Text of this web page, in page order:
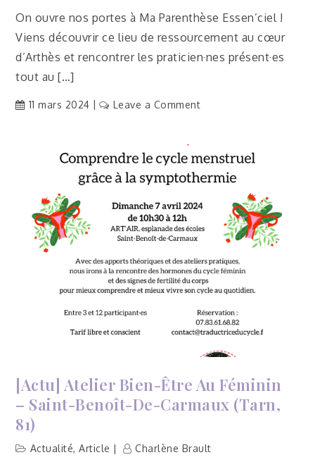
On ouvre nos portes à Ma Parenthèse Essen’ciel !
Viens découvrir ce lieu de ressourcement au cœur
d’Arthès et rencontrer les praticien·nes présent·es
tout au […]
11 mars 2024 Leave a Commenton
ouvertes
Essen’ciel
Arthès
(Tarn,
81)
[Actu] Atelier Bien-Être Au Féminin
– Saint-Benoît-De-Carmaux (Tarn,
81)
Actualité,Article Charlène Brault